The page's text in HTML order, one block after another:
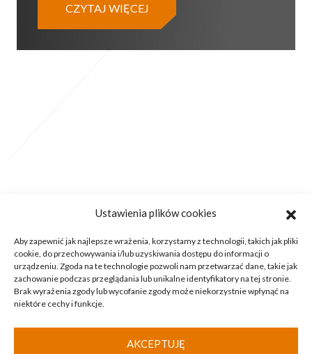
Ustawienia plików cookies
Aby zapewnić jak najlepsze wrażenia, korzystamy z technologii, takich jak pliki
cookie, do przechowywania i/lub uzyskiwania dostępu do informacji o
urządzeniu. Zgoda na te technologie pozwoli nam przetwarzać dane, takie jak
zachowanie podczas przeglądania lub unikalne identyfikatory na tej stronie.
Brak wyrażenia zgody lub wycofanie zgody może niekorzystnie wpłynąć na
niektóre cechy i funkcje.
AKCEPTUJĘ
CZYTAJ WIĘCEJ
GDDKiA 2024 |Deklaracja dostępności
Ostatnia aktualizacja: 10.08.2026
Licznik odwiedzin